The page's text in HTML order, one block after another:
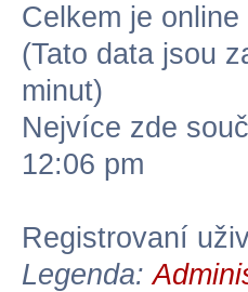
Celkem je online
(Tato data jsou
minut)
Nejvíce zde
12:06 pm
Registrovaní
Legenda: